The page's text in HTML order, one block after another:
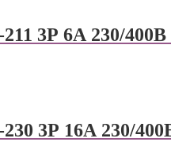
3Р 6А 230/400В
3Р 16А 230/